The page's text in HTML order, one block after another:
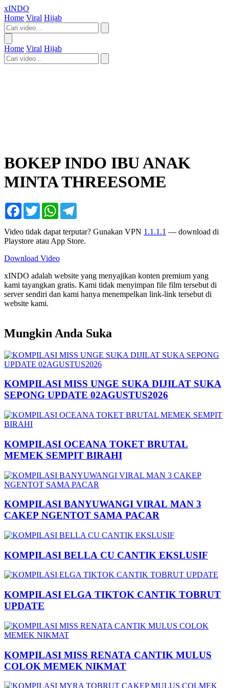
xINDO
Home Viral Hijab
Home Viral Hijab
BOKEP INDO IBU ANAK
MINTA THREESOME
Facebook
TwitterWhatsApp
Video tidak dapat terputar? Gunakan VPN 1.1.1.1 — download di
Playstore atau App Store.
Download Video
xINDO adalah website yang menyajikan konten premium yang
kami tayangkan gratis. Kami tidak menyimpan file film tersebut di
server sendiri dan kami hanya menempelkan link-link tersebut di
website kami.
Mungkin Anda Suka
KOMPILASI MISS UNGE SUKA DIJILAT SUKA
SEPONG UPDATE 02AGUSTUS2026
KOMPILASI OCEANA TOKET BRUTAL
MEMEK SEMPIT BIRAHI
KOMPILASI BANYUWANGI VIRAL MAN 3
CAKEP NGENTOT SAMA PACAR
KOMPILASI BELLA CU CANTIK EKSLUSIF
KOMPILASI ELGA TIKTOK CANTIK TOBRUT
UPDATE
KOMPILASI MISS RENATA CANTIK MULUS
COLOK MEMEK NIKMAT